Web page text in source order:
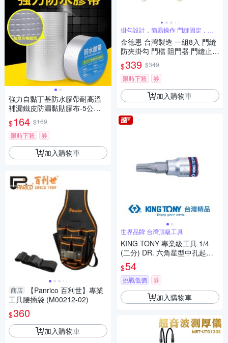
強力自黏丁基防水膠帶耐高溫
補漏鐵皮防漏黏貼膠布-5公分
寬(2入組)
$164 $169
限時下殺
券
加入購物車
商店
【Panrico 百利世】專業
工具腰插袋 (M00212-02)
$360
加入購物車
掛勾設計，簡易操作 門縫固定，防
止夾手
金德恩 台灣製造 一組8入 門縫
防夾掛勾 門檔 阻門器 門縫止關
器 門阻 門窗縫掛勾 防夾勾 門
縫掛勾
$339 $349
限時下殺
券
加入購物車
世界品牌 台灣頂級工具
KING TONY 專業級工具 1/4
(二分) DR. 六角星型中孔起子
頭套筒 T40H (203740)
$54
挑戰低價 券
加入購物車